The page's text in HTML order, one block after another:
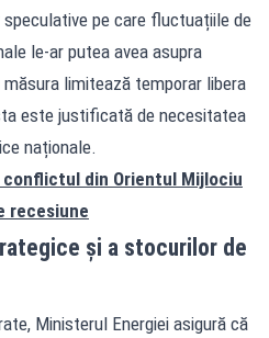
pe care fluctuațiile de
le-ar putea avea asupra
limitează temporar libera
este justificată de necesitatea
naționale.
conflictul din Orientul Mijlociu
recesiune
și a stocurilor de
Ministerul Energiei asigură că